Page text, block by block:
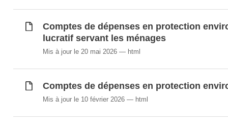
Comptes de dépenses en protection
lucratif servant les ménages
Mis à jour le 20 mai 2026 html
Comptes de dépenses en protection
Mis à jour le 10 février 2026 html